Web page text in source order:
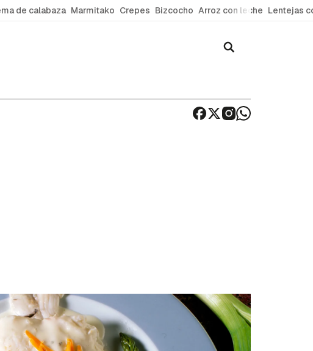
de calabaza Marmitako Crepes Bizcocho Arroz con leche Lentejas